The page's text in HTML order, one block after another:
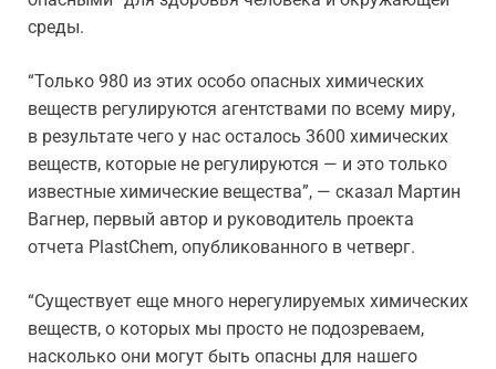
среды.
“Только 980 из этих особо опасных химических
веществ регулируются агентствами по всему миру,
в результате чего у нас осталось 3600 химических
веществ, которые не регулируются — и это только
известные химические вещества”, — сказал Мартин
Вагнер, первый автор и руководитель проекта
отчета PlastChem, опубликованного в четверг.
“Существует еще много нерегулируемых химических
веществ, о которых мы просто не подозреваем,
насколько они могут быть опасны для нашего